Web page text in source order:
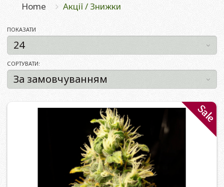
Home Акції / Знижки
ПОКАЗАТИ
СОРТУВАТИ:
Sale